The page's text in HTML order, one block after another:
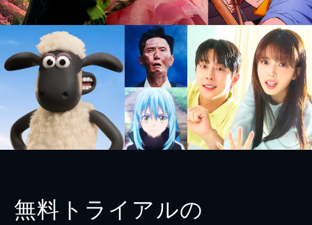
無料トライアルの